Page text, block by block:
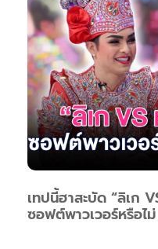
เทปนี้ฮาสะบัด “ลิเก
ซอฟต์พาวเวอร์หรือไ